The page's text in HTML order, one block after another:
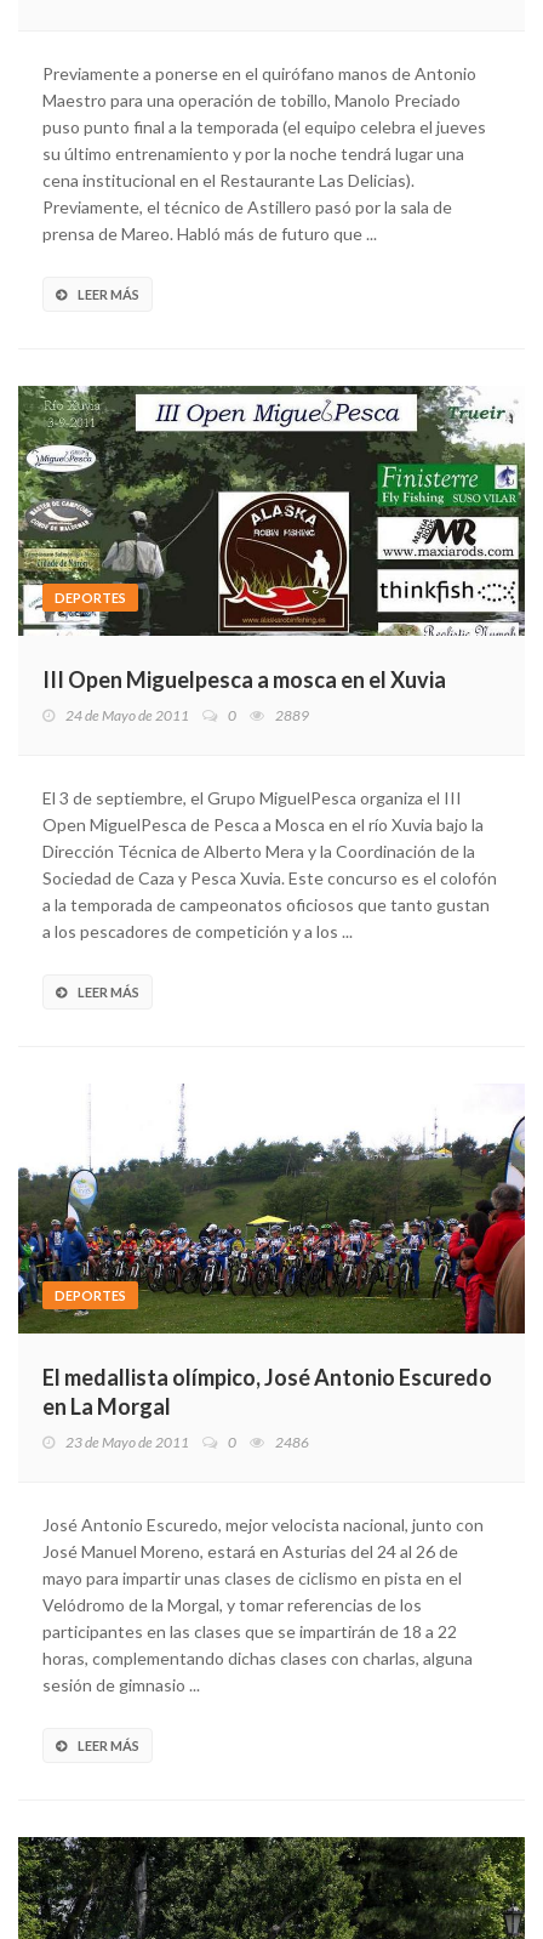
Previamente a ponerse en el quirófano manos de Antonio
Maestro para una operación de tobillo, Manolo Preciado
puso punto final a la temporada (el equipo celebra el jueves
su último entrenamiento y por la noche tendrá lugar una
cena institucional en el Restaurante Las Delicias).
Previamente, el técnico de Astillero pasó por la sala de
prensa de Mareo. Habló más de futuro que ...
LEER MÁS
DEPORTES
III Open Miguelpesca a mosca en el Xuvia
24 de Mayo de 2011 0 2889
El 3 de septiembre, el Grupo MiguelPesca organiza el III
Open MiguelPesca de Pesca a Mosca en el río Xuvia bajo la
Dirección Técnica de Alberto Mera y la Coordinación de la
Sociedad de Caza y Pesca Xuvia. Este concurso es el colofón
a la temporada de campeonatos oficiosos que tanto gustan
a los pescadores de competición y a los ...
LEER MÁS
DEPORTES
El medallista olímpico, José Antonio Escuredo
en La Morgal
23 de Mayo de 2011 0 2486
José Antonio Escuredo, mejor velocista nacional, junto con
José Manuel Moreno, estará en Asturias del 24 al 26 de
mayo para impartir unas clases de ciclismo en pista en el
Velódromo de la Morgal, y tomar referencias de los
participantes en las clases que se impartirán de 18 a 22
horas, complementando dichas clases con charlas, alguna
sesión de gimnasio ...
LEER MÁS